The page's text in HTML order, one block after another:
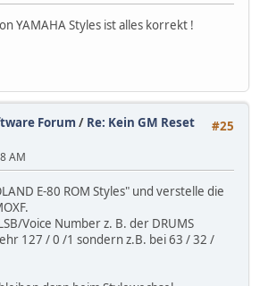
YAMAHA Styles ist alles korrekt !
#25
Forum / Re: Kein GM Reset
AM
E-80 ROM Styles" und verstelle die
Voice Number z. B. der DRUMS
127 / 0 /1 sondern z.B. bei 63 / 32 /